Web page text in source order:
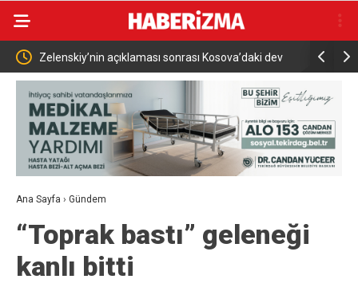
Zelenskiy’nin açıklaması sonrası Kosova’daki dev
Ukrayna bayrağı kaldırıldı
Ana Sayfa › Gündem
“Toprak bastı” geleneği
kanlı bitti